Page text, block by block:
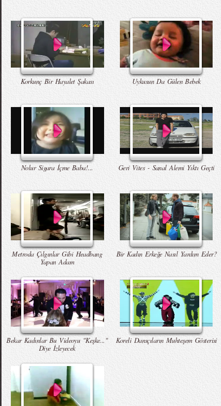
Korkunç Bir Hayalet Şakası Uykusun Da Gülen Bebek
Nolur Sigara İçme Baba!... Geri Vites - Sanal Alemi Yıktı Geçti
Metroda Çılgınlar Gibi Headbang
Yapan Adam
Bir Kadın Erkeğe Nasıl Yardım Eder?
Bekar Kadınlar Bu Videoyu "Keşke..."
Diye İzleyecek
Koreli Dansçıların Muhteşem Gösterisi